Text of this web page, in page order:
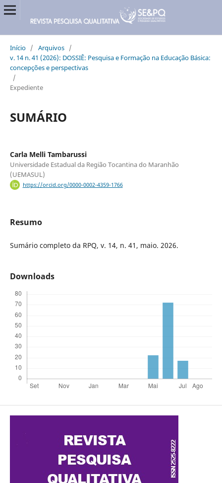
Início / Arquivos /
v. 14 n. 41 (2026): DOSSIÊ: Pesquisa e Formação na Educação Básica:
concepções e perspectivas
/
Expediente
SUMÁRIO
Carla Melli Tambarussi
Universidade Estadual da Região Tocantina do Maranhão
(UEMASUL)
https://orcid.org/0000-0002-4359-1766
Resumo
Sumário completo da RPQ, v. 14, n. 41, maio. 2026.
Downloads